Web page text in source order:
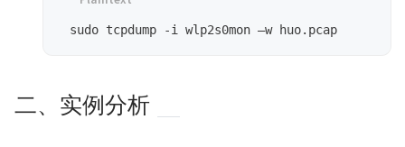
二、实例分析